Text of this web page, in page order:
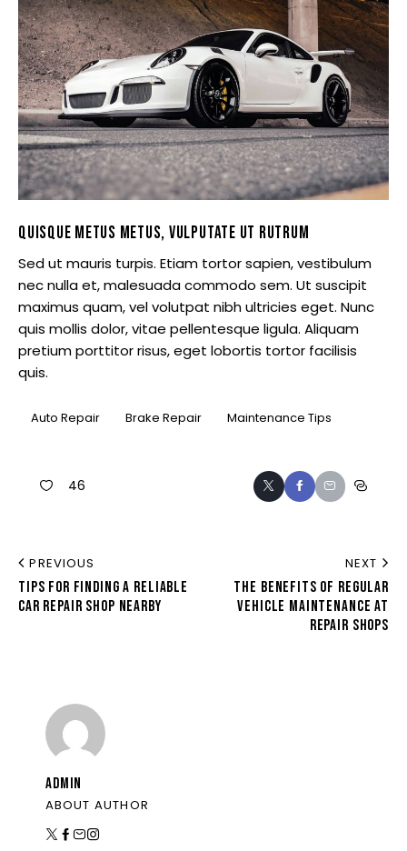
QUISQUE METUS METUS, VULPUTATE UT RUTRUM
Sed ut mauris turpis. Etiam tortor sapien, vestibulum
nec nulla et, malesuada commodo sem. Ut suscipit
maximus quam, vel volutpat nibh ultricies eget. Nunc
quis mollis dolor, vitae pellentesque ligula. Aliquam
pretium porttitor risus, eget lobortis tortor facilisis
quis.
Auto Repair Brake Repair Maintenance Tips
46
PREVIOUS
TIPS FOR FINDING A RELIABLE
CAR REPAIR SHOP NEARBY
NEXT
THE BENEFITS OF REGULAR
VEHICLE MAINTENANCE AT
REPAIR SHOPS
ADMIN
ABOUT AUTHOR